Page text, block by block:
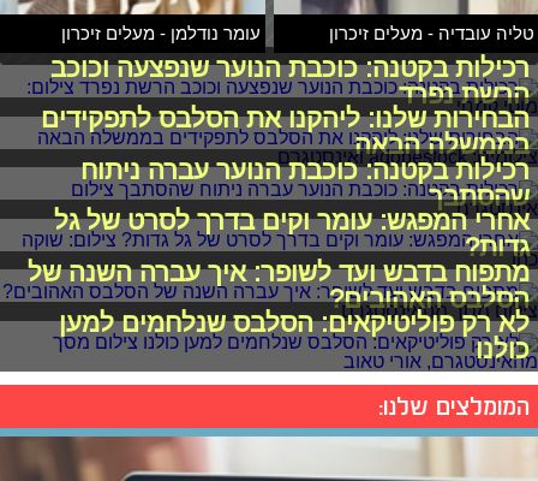
טליה עובדיה - מעלים זיכרון עומר נודלמן - מעלים זיכרון
רכילות בקטנה: כוכבת הנוער שנפצעה וכוכב
הרשת נפרד
הבחירות שלנו: ליהקנו את הסלבס לתפקידים
בממשלה הבאה
רכילות בקטנה: כוכבת הנוער עברה ניתוח
שהסתבך
אחרי המפגש: עומר וקים בדרך לסרט של גל
גדות?
מתפוח בדבש ועד לשופר: איך עברה השנה של
הסלבס האהובים?
לא רק פוליטיקאים: הסלבס שנלחמים למען
כולנו
המומלצים שלנו: